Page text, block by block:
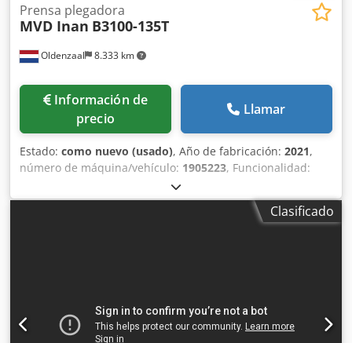
Oldenzaal 8.333 km
Prensa plegadora
MVD Inan B3100-135T
Información de
precio
Llamar
Estado: como nuevo (usado), Año de fabricación: 2021,
número de máquina/vehículo: 1905223, Funcionalidad:
, horas de funcionamiento:
potencia:11 kW (14,96 CV), fuerza de prensado:135 t,
, velocidad de funcionamiento:10 mm/s,
trasero X+R Compensación CNC Wila Protección de dedos
DSP
Clasificado